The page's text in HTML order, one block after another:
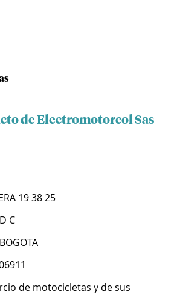
de Electromotorcol Sas
19 38 25
C
BOGOTA
de motocicletas y de sus